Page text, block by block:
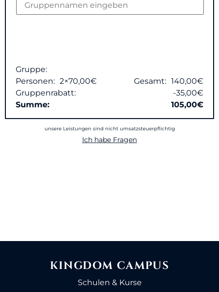
Gruppe:
Personen: 2×70,00€ Gesamt: 140,00€
Gruppenrabatt:
-35,00€
Summe:
105,00€
unsere Leistungen sind nicht umsatzsteuerpflichtig
Ich habe Fragen
KINGDOM CAMPUS
Schulen & Kurse